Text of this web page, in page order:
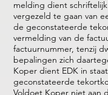
melding dient
vergezeld te gaan van
de geconstateerde
vermelding van de
factuurnummer, tenzij
bepalingen zich
Koper dient EDK in
geconstateerde
Voldoet Koper niet aan